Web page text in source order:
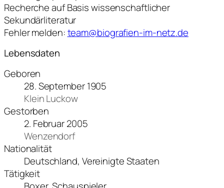
Recherche auf Basis wissenschaftlicher
Sekundärliteratur
Fehler melden:team@biografien-im-netz.de
Lebensdaten
Geboren
28. September 1905
Klein Luckow
Gestorben
2. Februar 2005
Wenzendorf
Nationalität
Deutschland, Vereinigte Staaten
Tätigkeit